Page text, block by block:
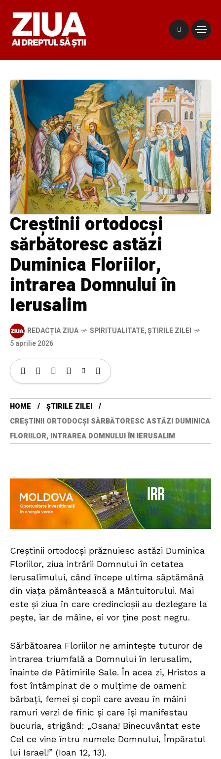
Creștinii ortodocși
sărbătoresc astăzi
Duminica Floriilor,
intrarea Domnului în
Ierusalim
REDACȚIA ZIUA SPIRITUALITATE,ȘTIRILE ZILEI
5 aprilie 2026
HOME
ȘTIRILE ZILEI
CREȘTINII ORTODOCȘI SĂRBĂTORESC ASTĂZI DUMINICA
FLORIILOR, INTRAREA DOMNULUI ÎN IERUSALIM
Creștinii ortodocși prăznuiesc astăzi Duminica
Floriilor, ziua intrării Domnului în cetatea
Ierusalimului, când începe ultima săptămână
din viața pământească a Mântuitorului. Mai
este și ziua în care credincioșii au dezlegare la
pește, iar de mâine, ei vor ține post negru.
Sărbătoarea Floriilor ne amintește tuturor de
intrarea triumfală a Domnului în Ierusalim,
înainte de Pătimirile Sale. În acea zi, Hristos a
fost întâmpinat de o mulțime de oameni:
bărbați, femei și copii care aveau în mâini
ramuri verzi de finic și care își manifestau
bucuria, strigând: „Osana! Binecuvântat este
Cel ce vine întru numele Domnului, Împăratul
lui Israel!” (Ioan 12, 13).